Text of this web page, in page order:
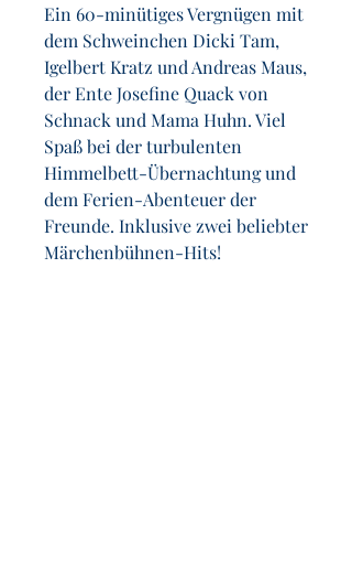
Ein 60-minütiges Vergnügen mit
dem Schweinchen Dicki Tam,
Igelbert Kratz und Andreas Maus,
der Ente Josefine Quack von
Schnack und Mama Huhn. Viel
Spaß bei der turbulenten
Himmelbett-Übernachtung und
dem Ferien-Abenteuer der
Freunde. Inklusive zwei beliebter
Märchenbühnen-Hits!